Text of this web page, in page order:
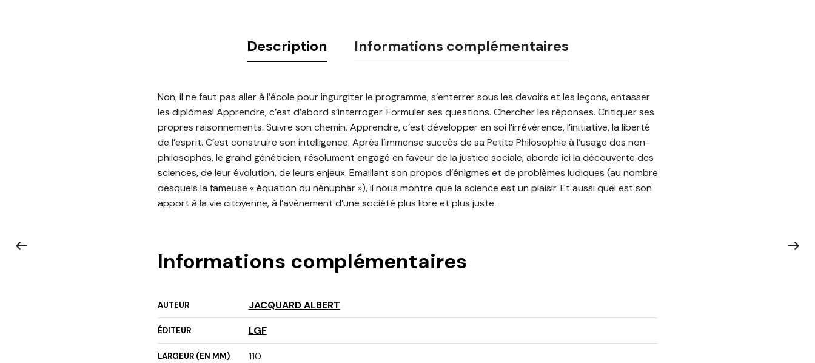
Description Informations complémentaires
Non, il ne faut pas aller à l’école pour ingurgiter le programme, s’enterrer sous les devoirs et les leçons, entasser
les diplômes! Apprendre, c’est d’abord s’interroger. Formuler ses questions. Chercher les réponses. Critiquer ses
propres raisonnements. Suivre son chemin. Apprendre, c’est développer en soi l’irrévérence, l’initiative, la liberté
de l’esprit. C’est construire son intelligence. Après l’immense succès de sa Petite Philosophie à l’usage des non-
philosophes, le grand généticien, résolument engagé en faveur de la justice sociale, aborde ici la découverte des
sciences, de leur évolution, de leurs enjeux. Emaillant son propos d’énigmes et de problèmes ludiques (au nombre
desquels la fameuse « équation du nénuphar »), il nous montre que la science est un plaisir. Et aussi quel est son
apport à la vie citoyenne, à l’avènement d’une société plus libre et plus juste.
Informations complémentaires
AUTEUR JACQUARD ALBERT
ÉDITEUR LGF
LARGEUR (EN MM) 110